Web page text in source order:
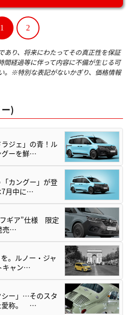
1 2
り、将来にわたってその真正性を保証
間経過等に伴って内容に不備が生じる可
。※特別な表記がないかぎり、価格情報
)
ジェ」の青！ル
グーを鮮…
カングー」が登
7月中に…
ギア”仕様 限定
売…
。ルノー・ジャ
キャン…
シー」…そのスタ
愛称。 …